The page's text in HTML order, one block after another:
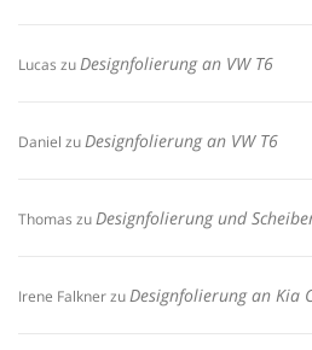
Lucas zuDesignfolierung an VW T6
Daniel zuDesignfolierung an VW T6
Thomas zuDesignfolierung und
Irene FalknerzuDesignfolierung an Kia